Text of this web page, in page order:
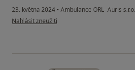
23. května 2024 • Ambulance ORL- Auris
podle názoru uživatele Martina
Nahlásit zneužití